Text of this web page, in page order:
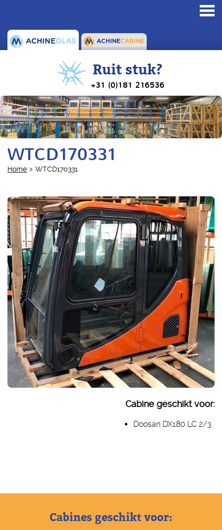
ACHINEGLAS ACHINECABINE
Ruit stuk?
+31 (0)181 216536
WTCD170331
Home WTCD170331
Cabine geschikt voor:
Doosan DX180 LC 2/3
Cabines geschikt voor: